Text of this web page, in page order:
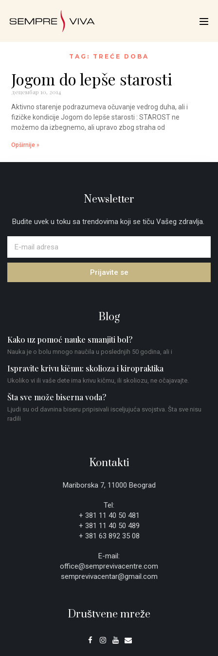
TAG: TREĆE DOBA
Jogom do lepše starosti
децембар 10, 2014
Aktivno starenje podrazumeva očuvanje vedrog duha, ali i
fizičke kondicije Jogom do lepše starosti : STAROST ne
možemo da izbegnemo, ali upravo zbog straha od
Opširnije »
Newsletter
Budite uvek u toku sa trendovima koji se tiču Vašeg zdravlja.
Prijavite se
Blog
Kako uz pomoć nauke smanjiti bol?
Nauka je o bolu mnogo naučila u poslednjih 50 godina, ali i
Ispravite krivu kičmu: skolioza i kiropraktika
Ukoliko vi ili vaše dete ima krivu kičmu, ili skoliozu, ne očajavajte.
Šta sve može biserna voda?
Ljudi su od davnina biseru pripisivali isceljujuća svojstva. Šta sve nisu
radili
Kontakti
Mariborska 7, 11000 Beograd
Tel:
+ 381 11 40 50 481
+ 381 11 40 50 489
+ 381 63 892 35 08
E-mail:
office@semprevivacentre.com
semprevivacentar@gmail.com
Društvene mreže